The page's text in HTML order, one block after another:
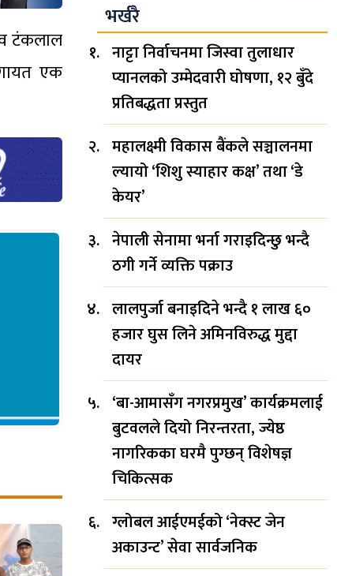
टंकलाल
एक
भर्खरै
नाट्टा निर्वाचनमा जिस्वा तुलाधार
प्यानलको उम्मेदवारी घोषणा, १२ बुँदे
प्रतिबद्धता प्रस्तुत
महालक्ष्मी विकास बैंकले सञ्चालनमा
ल्यायो ‘शिशु स्याहार कक्ष’ तथा ‘डे
केयर’
नेपाली सेनामा भर्ना गराइदिन्छु भन्दै
ठगी गर्ने व्यक्ति पक्राउ
लालपुर्जा बनाइदिने भन्दै १ लाख ६०
हजार घुस लिने अमिनविरुद्ध मुद्दा
दायर
‘बा-आमासँग नगरप्रमुख’ कार्यक्रमलाई
बुटवलले दियो निरन्तरता, ज्येष्ठ
नागरिकका घरमै पुग्छन् विशेषज्ञ
चिकित्सक
ग्लोबल आईएमईको ‘नेक्स्ट जेन
अकाउन्ट’ सेवा सार्वजनिक